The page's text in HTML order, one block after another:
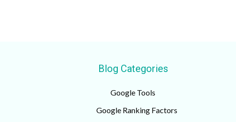
Blog Categories
Google Tools
Google Ranking Factors